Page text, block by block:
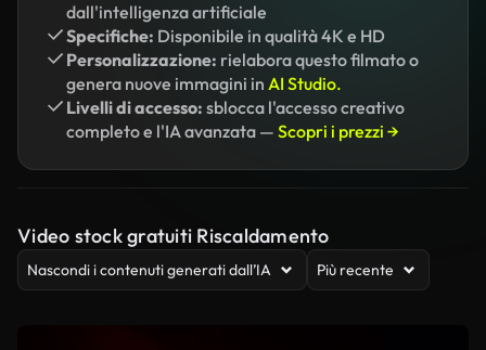
dall'intelligenza artificiale
Specifiche: Disponibile in qualità 4K e HD
Personalizzazione: rielabora questo filmato o
genera nuove immagini in AI Studio.
Livelli di accesso: sblocca l'accesso creativo
completo e l'IA avanzata — Scopri i prezzi →
Video stock gratuiti Riscaldamento
Nascondi i contenuti generati dall’IA Più recente